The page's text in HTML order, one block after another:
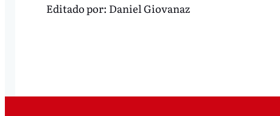
Editado por: Daniel Giovanaz